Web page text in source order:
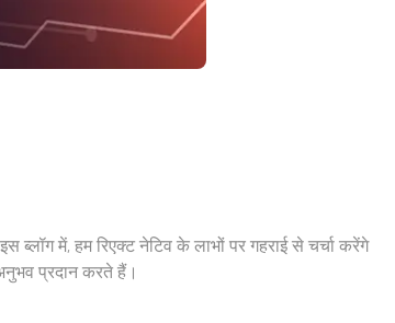
में, हम रिएक्ट नेटिव के लाभों पर गहराई से चर्चा करेंगे
प्रदान करते हैं।